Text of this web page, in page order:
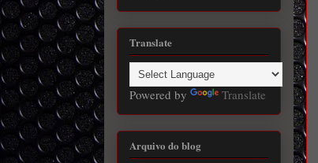
Translate
Powered by Translate
Arquivo do blog